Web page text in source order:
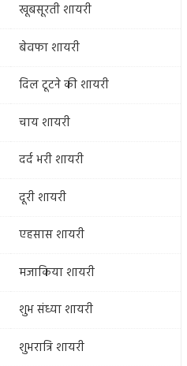
खूबसूरती शायरी
बेवफा शायरी
दिल टूटने की शायरी
चाय शायरी
दर्द भरी शायरी
दूरी शायरी
एहसास शायरी
मजाकिया शायरी
शुभ संध्या शायरी
शुभरात्रि शायरी